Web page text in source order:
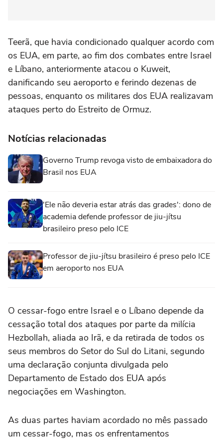
Teerã, que havia condicionado qualquer acordo com
os EUA, em parte, ao fim dos combates entre Israel
e Líbano, anteriormente atacou o Kuweit,
danificando seu aeroporto e ferindo dezenas de
pessoas, enquanto os militares dos EUA realizavam
ataques perto do Estreito de Ormuz.
Notícias relacionadas
Governo Trump revoga visto de embaixadora do
Brasil nos EUA
'Ele não deveria estar atrás das grades': dono de
academia defende professor de jiu-jítsu
brasileiro preso pelo ICE
Professor de jiu-jítsu brasileiro é preso pelo ICE
em aeroporto nos EUA
O cessar-fogo entre Israel e o Líbano depende da
cessação total dos ataques por parte da milícia
Hezbollah, aliada ao Irã, e da retirada de todos os
seus membros do Setor do Sul do Litani, segundo
uma declaração conjunta divulgada pelo
Departamento ⁠de Estado dos EUA após
negociações em Washington.
As duas partes haviam acordado no mês passado
um cessar-fogo, mas os enfrentamentos